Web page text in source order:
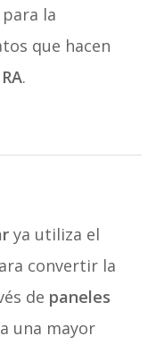
la
que hacen
RA.
ya utiliza el
convertir la
de paneles
una mayor